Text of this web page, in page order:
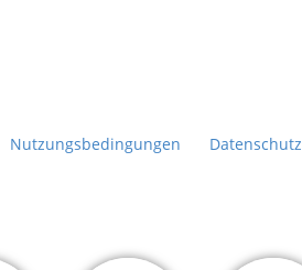
Nutzungsbedingungen